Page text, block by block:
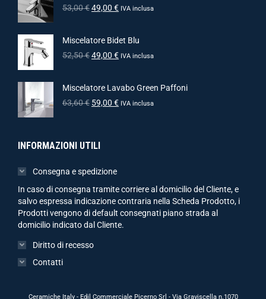
53,00€49,00 € IVA inclusa
Miscelatore Bidet Blu
52,50€49,00 € IVA inclusa
Miscelatore Lavabo Green Paffoni
63,60€ 59,00 € IVA inclusa
INFORMAZIONI UTILI
Consegna e spedizione
In caso di consegna tramite corriere al domicilio del Cliente, e
salvo espressa indicazione contraria nella Scheda Prodotto, i
Prodotti vengono di default consegnati piano strada al
domicilio indicato dal Cliente.
Diritto di recesso
Contatti
Ceramiche Italy - Edil Commerciale Picerno Srl - Via Graviscella n.1070